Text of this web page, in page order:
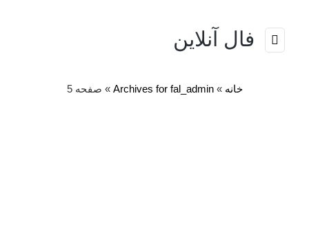
فال آنلاین
خانه »
Archives for fal_admin
» صفحه 5